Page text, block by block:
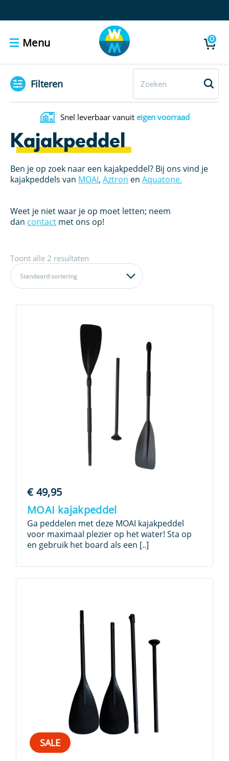
Menu 0
Filteren
Snel leverbaar vanuit eigen voorraad
Kajakpeddel
Ben je op zoek naar een kajakpeddel? Bij ons vind je
kajakpeddels van MOAI, Aztron en Aquatone.
Weet je niet waar je op moet letten; neem
dan contact met ons op!
Toont alle 2 resultaten
Standaard sortering
€49,95
MOAI kajakpeddel
Ga peddelen met deze MOAI kajakpeddel
voor maximaal plezier op het water! Sta op
en gebruik het board als een [..]
SALE